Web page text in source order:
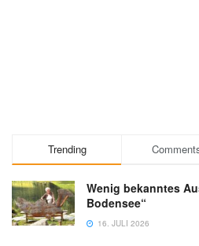
Trending
Wenig bekanntes
Bodensee“
16. JULI 2026